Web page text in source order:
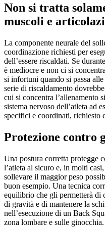
Non si tratta
muscoli e
La componente neurale del
coordinazione richiesti per
dell’essere riscaldati. Se
è mediocre e non ci si
si infortuni quando si passa
serie di riscaldamento
cui si concentra l’allenamento
sistema nervoso dell’atleta ad
specifici e coordinati, richiesto
Protezione contro
Una postura corretta protegge
l’atleta al sicuro e, in molti
sollevare il maggior peso
buon esempio. Una tecnica
equilibrio che gli permetterà di
di gravità e di mantenere la
nell’esecuzione di un Back
zona lombare e sulle ginocchia.